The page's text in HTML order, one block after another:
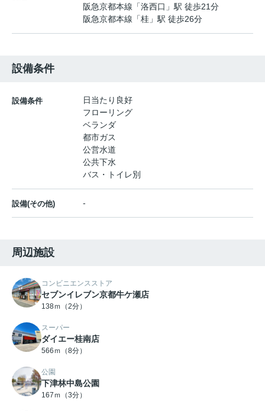
阪急京都本線 「洛西口 」駅 徒歩21分
阪急京都本線 「桂 」駅 徒歩26分
設備条件
設備条件
日当たり良好
フローリング
ベランダ
都市ガス
公営水道
公共下水
バス・トイレ別
設備(その他) -
周辺施設
コンビニエンスストア
セブンイレブン京都牛ケ瀬店
138ｍ（2分）
スーパー
ダイエー桂南店
566ｍ（8分）
公園
下津林中島公園
167ｍ（3分）